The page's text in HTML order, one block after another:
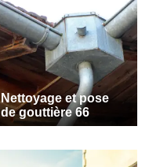
Nettoyage et pose
de gouttière 66